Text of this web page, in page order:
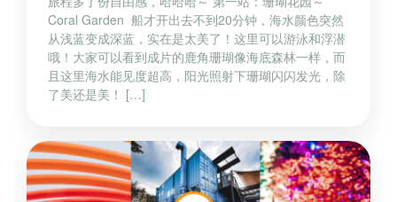
Coral Garden 船才开出去不到20分钟，海水颜色突然
从浅蓝变成深蓝，实在是太美了！这里可以游泳和浮潜
哦！大家可以看到成片的鹿角珊瑚像海底森林一样，而
且这里海水能见度超高，阳光照射下珊瑚闪闪发光，除
了美还是美！ […]